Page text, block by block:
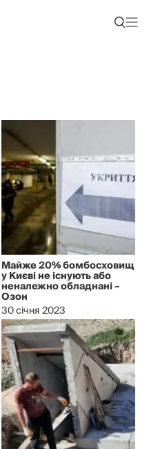
Майже 20% бомбосховищ
у Києві не існують або
неналежно обладнані –
Озон
30 січня 2023